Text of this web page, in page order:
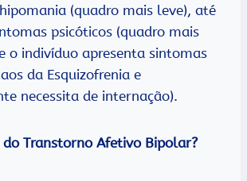
(quadro mais leve), até
psicóticos (quadro mais
o indivíduo apresenta sintomas
da Esquizofrenia e
necessita de internação).
Transtorno Afetivo Bipolar?